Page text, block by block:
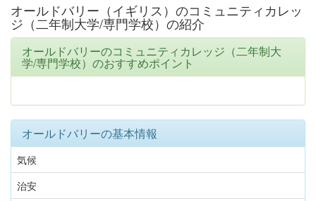
オールドバリー（イギリス）のコミュニティカレッ
ジ（二年制大学/専門学校）の紹介
オールドバリーのコミュニティカレッジ（二年制大
学/専門学校）のおすすめポイント
オールドバリーの基本情報
気候
治安